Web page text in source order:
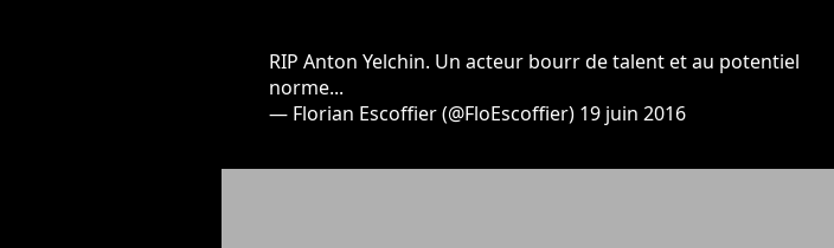
RIP Anton Yelchin. Un acteur bourr de talent et au potentiel
norme...
— Florian Escoffier (@FloEscoffier) 19 juin 2016